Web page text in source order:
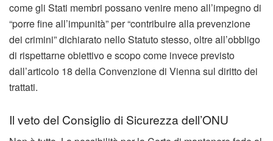
come gli Stati membri possano venire meno all’impegno di
“porre fine all’impunità” per “contribuire alla prevenzione
dei crimini” dichiarato nello Statuto stesso, oltre all’obbligo
di rispettarne obiettivo e scopo come invece previsto
dall’articolo 18 della Convenzione di Vienna sul diritto dei
trattati.
Il veto del Consiglio di Sicurezza dell’ONU